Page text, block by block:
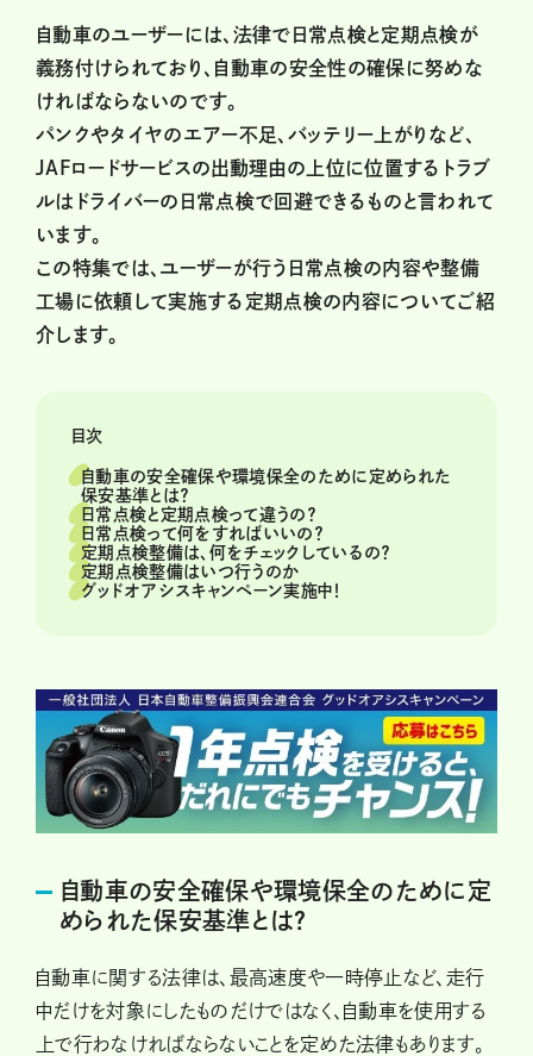
自動車のユーザーには、法律で日常点検と定期点検が
義務付けられており、自動車の安全性の確保に努めな
ければならないのです。
パンクやタイヤのエアー不足、バッテリー上がりなど、
JAFロードサービスの出動理由の上位に位置するトラブ
ルはドライバーの日常点検で回避できるものと言われて
います。
この特集では、ユーザーが行う日常点検の内容や整備
工場に依頼して実施する定期点検の内容についてご紹
介します。
目次
自動車の安全確保や環境保全のために定められた
保安基準とは？
日常点検と定期点検って違うの？
日常点検って何をすればいいの？
定期点検整備は、何をチェックしているの？
定期点検整備はいつ行うのか
グッドオアシスキャンペーン実施中！
自動車の安全確保や環境保全のために定
められた保安基準とは？
自動車に関する法律は、最高速度や一時停止など、走行
中だけを対象にしたものだけではなく、自動車を使用する
上で行わなければならないことを定めた法律もあります。